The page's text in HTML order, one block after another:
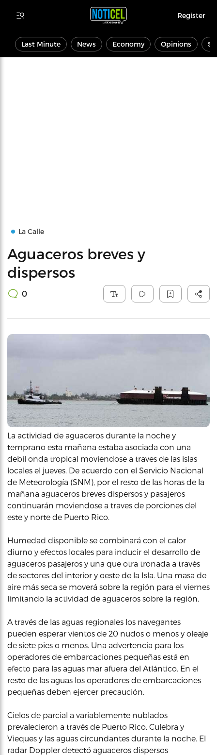
Register
Last Minute News Economy Opinions
La Calle
Aguaceros breves y
dispersos
0
La actividad de aguaceros durante la noche y
temprano esta mañana estaba asociada con una
debil onda tropical moviendose a traves de las islas
locales el jueves. De acuerdo con el Servicio Nacional
de Meteorología (SNM), por el resto de las horas de la
mañana aguaceros breves dispersos y pasajeros
continuarán moviendose a traves de porciones del
este y norte de Puerto Rico.
Humedad disponible se combinará con el calor
diurno y efectos locales para inducir el desarrollo de
aguaceros pasajeros y una que otra tronada a través
de sectores del interior y oeste de la Isla. Una masa de
aire más seca se moverá sobre la región para el viernes
limitando la actividad de aguaceros sobre la región.
A través de las aguas regionales los navegantes
pueden esperar vientos de 20 nudos o menos y oleaje
de siete pies o menos. Una advertencia para los
operadores de embarcaciones pequeñas está en
efecto para las aguas mar afuera del Atlántico. En el
resto de las aguas los operadores de embarcaciones
pequeñas deben ejercer precaución.
Cielos de parcial a variablemente nublados
prevalecieron a través de Puerto Rico, Culebra y
Vieques y las aguas circundantes durante la noche. El
radar Doppler detectó aguaceros dispersos